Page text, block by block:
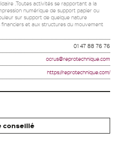
.Toutes activités se rapportant a la
numérique de support papier ou
sur support de quelque nature
et aux structures du mouvement
01 47 88 76 76
ocrus@reprotechnique.com
https://reprotechnique.com/
conseillé